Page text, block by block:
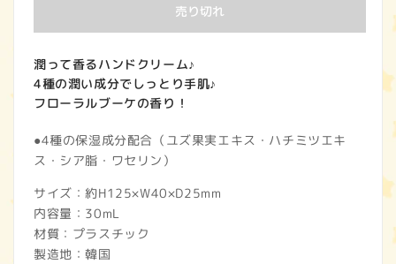
格
売り切れ
潤って香るハンドクリーム♪
4種の潤い成分でしっとり手肌♪
フローラルブーケの香り！
●4種の保湿成分配合（ユズ果実エキス・ハチミツエキ
ス・シア脂・ワセリン）
サイズ：約H125×W40×D25mm
内容量：30mL
材質：プラスチック
製造地：韓国